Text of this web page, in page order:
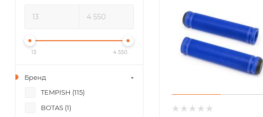
13 4 550
Бренд
TEMPISH (115)
BOTAS (1)